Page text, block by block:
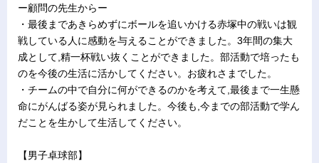
ー顧問の先生からー
・最後まであきらめずにボールを追いかける赤塚中の戦いは観
戦している人に感動を与えることができました。3年間の集大
成として,精一杯戦い抜くことができました。部活動で培ったも
のを今後の生活に活かしてください。お疲れさまでした。
・チームの中で自分に何ができるのかを考えて,最後まで一生懸
命にがんばる姿が見られました。今後も,今までの部活動で学ん
だことを生かして生活してください。
【男子卓球部】